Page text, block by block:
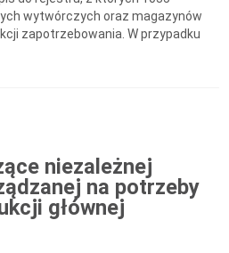
wytwórczych oraz magazynów
zapotrzebowania. W przypadku
niezależnej
na potrzeby
głównej